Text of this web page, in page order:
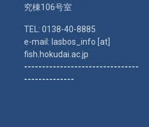
究棟106号室
TEL: 0138-40-8885
e-mail: lasbos_info [at]
fish.hokudai.ac.jp
--------------------------------
--------------